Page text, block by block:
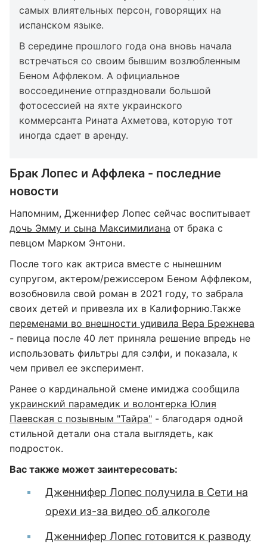
самых влиятельных персон, говорящих на
испанском языке.
В середине прошлого года она вновь начала
встречаться со своим бывшим возлюбленным
Беном Аффлеком. А официальное
воссоединение отпраздновали большой
фотосессией на яхте украинского
коммерсанта Рината Ахметова, которую тот
иногда сдает в аренду.
Брак Лопес и Аффлека - последние
новости
Напомним, Дженнифер Лопес сейчас воспитывает
дочь Эмму и сына Максимилиана от брака с
певцом Марком Энтони.
После того как актриса вместе с нынешним
супругом, актером/режиссером Беном Аффлеком,
возобновила свой роман в 2021 году, то забрала
своих детей и привезла их в Калифорнию.Также
переменами во внешности удивила Вера Брежнева
- певица после 40 лет приняла решение впредь не
использовать фильтры для сэлфи, и показала, к
чем привел ее эксперимент.
Ранее о кардинальной смене имиджа сообщила
украинский парамедик и волонтерка Юлия
Паевская с позывным "Тайра" - благодаря одной
стильной детали она стала выглядеть, как
подросток.
Вас также может заинтересовать:
Дженнифер Лопес получила в Сети на
орехи из-за видео об алкоголе
Дженнифер Лопес готовится к разводу